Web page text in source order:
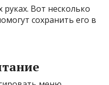
Вот несколько
сохранить его в